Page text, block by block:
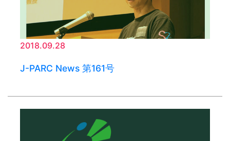
2018.09.28
J-PARC News 第161号